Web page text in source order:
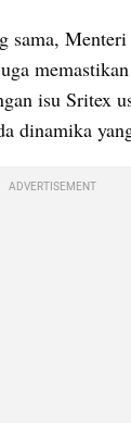
sama,
isu Sritex
dinamika
ADVERTISEMENT